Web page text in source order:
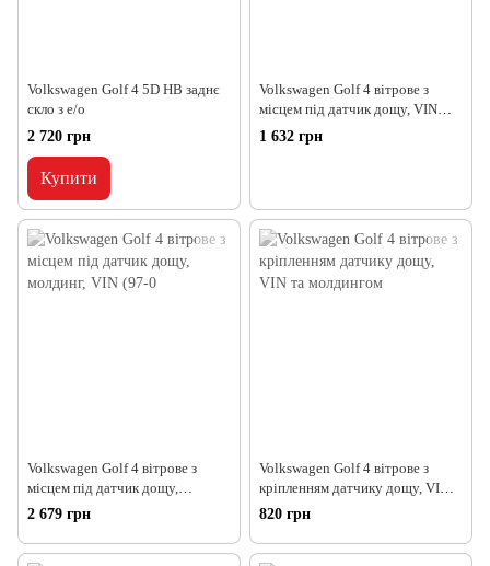
Volkswagen Golf 4 5D HB заднє
скло з е/о
2 720 грн
Купити
Volkswagen Golf 4 вітрове з
місцем під датчик дощу, VIN
(97-03) 1 480*
1 632 грн
Volkswagen Golf 4 вітрове з
місцем під датчик дощу,
молдинг, VIN (97-0
2 679 грн
Volkswagen Golf 4 вітрове з
кріпленням датчику дощу, VIN
та молдингом
820 грн